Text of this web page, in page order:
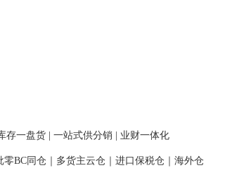
存一盘货 | 一站式供分销 | 业财一体化
BC同仓｜多货主云仓｜进口保税仓｜海外仓